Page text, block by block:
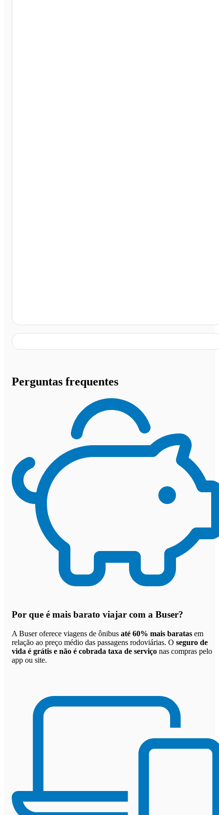
Perguntas frequentes
Por que é mais barato viajar com a Buser?
A Buser oferece viagens de ônibus até 60% mais baratas em
relação ao preço médio das passagens rodoviárias. O seguro de
vida é grátis e não é cobrada taxa de serviço nas compras pelo
app ou site.